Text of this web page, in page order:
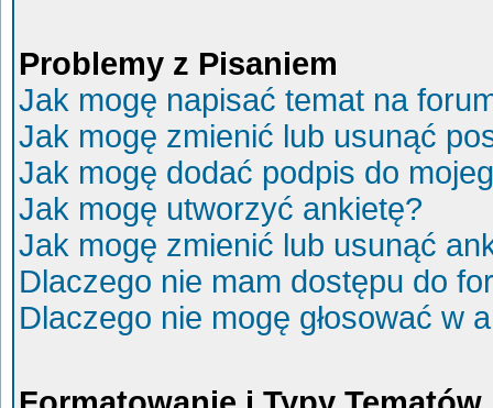
Problemy z Pisaniem
Jak mogę napisać temat na
Jak mogę zmienić lub usunąć
Jak mogę dodać podpis do
Jak mogę utworzyć ankietę?
Jak mogę zmienić lub usunąć
Dlaczego nie mam dostępu do
Dlaczego nie mogę głosować w